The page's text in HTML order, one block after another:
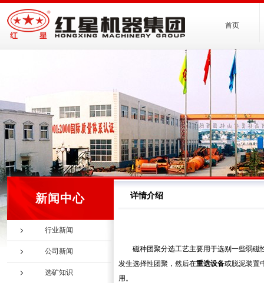
首页
新闻中心
行业新闻
公司新闻
选矿知识
详情介绍
磁种团聚分选工艺主要用于选别一些弱
发生选择性团聚，然后在重选设备或脱泥装置
用。